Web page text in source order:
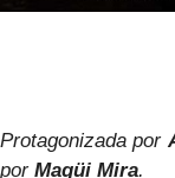
Protagonizada por
por Magüi Mira.